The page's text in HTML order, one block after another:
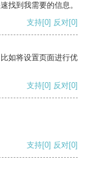
找到我需要的信息。
支持[0] 反对[0]
如将设置页面进行优
支持[0] 反对[0]
支持[0] 反对[0]